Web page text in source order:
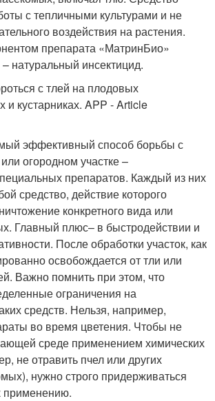
с тепличными культурами и не
воздействия на растения.
препарата «МатринБио»
натуральный инсектицид.
эффективный способ борьбы с
огородном участке –
препаратов. Каждый из них
средство, действие которого
конкретного вида или
Главный плюс– в быстродействии и
После обработки участок, как
освобождается от тли или
Важно помнить при этом, что
ограничения на
средств. Нельзя, например,
во время цветения. Чтобы не
среде применением химических
не отравить пчел или других
нужно строго придерживаться
применению.